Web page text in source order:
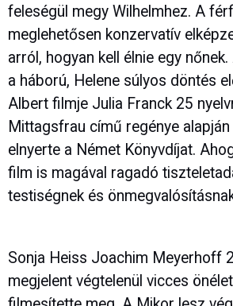
feleségül megy Wilhelmhez. A
meglehetősen konzervatív
arról, hogyan kell élnie egy
a háború, Helene súlyos döntés
Albert filmje Julia Franck 25
Mittagsfrau című regénye
elnyerte a Német Könyvdíjat.
film is magával ragadó
testiségnek és
Sonja Heiss Joachim Meyerhoff
megjelent végtelenül vicces